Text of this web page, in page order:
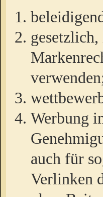
Werbung
auch für
Verlinken